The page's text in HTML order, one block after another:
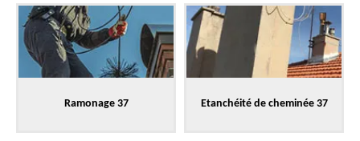
Ramonage 37 Etanchéité de cheminée 37